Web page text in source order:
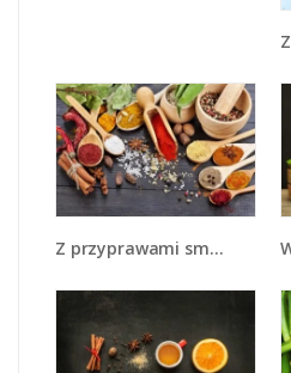
Z przyprawami smaczniej - JN707